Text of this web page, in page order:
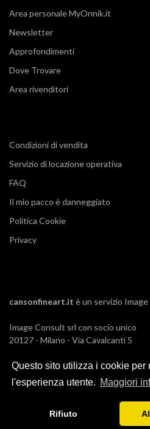
Questo sito utilizza i cookie per
l'esperienza utente. Maggiori
Rifiuto
Area personale MyOnnik.it
Newsletter
Approfondimenti
Dove Trovare
Area rivenditori
Condizioni di vendita
Servizio di locazione operativa
FAQ
Il mio pacco è danneggiato
Politica Cookie
Privacy
cansonfineart.it è un servizio
Image Consult srl con socio unico
20127 - Milano - Via Cavalcanti 5
P.IVA e C.F. 03383650961
REA 1673647 CCIAA Milano Monza
Registro Pile IT13030P00003110